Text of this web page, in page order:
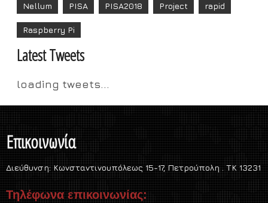
Nellum PISA PISA2018 Project rapid
Raspberry Pi
Latest Tweets
loading tweets...
Επικοινωνία
Διεύθυνση: Κωνσταντινουπόλεως 15-17, Πετρούπολη . TK 13231
Τηλέφωνα επικοινωνίας: